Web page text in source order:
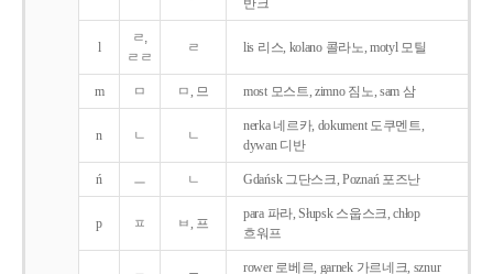
반크
l
ㄹ,
ㄹㄹ
ㄹ lis 리스, kolano 콜라노, motyl 모틸
m ㅁ ㅁ, 므 most 모스트, zimno 짐노, sam 삼
n ㄴ ㄴ
nerka 네르카, dokument 도쿠멘트,
dywan 디반
ń ㅡ ㄴ Gdańsk 그단스크, Poznań 포즈난
p ㅍ ㅂ, 프
para 파라, Słupsk 스웁스크, chłop
흐워프
rower 로베르, garnek 가르네크, sznur